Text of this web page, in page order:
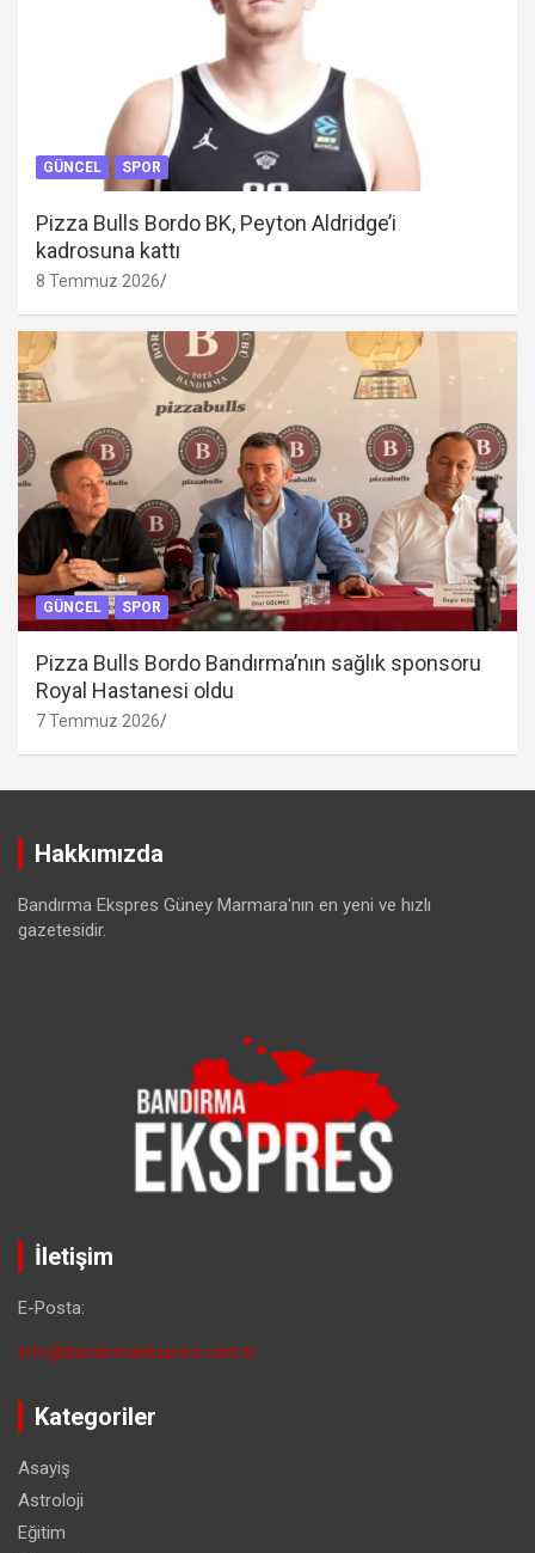
GÜNCEL SPOR
Pizza Bulls Bordo BK, Peyton Aldridge’i
kadrosuna kattı
8 Temmuz 2026
GÜNCEL SPOR
Pizza Bulls Bordo Bandırma’nın sağlık sponsoru
Royal Hastanesi oldu
7 Temmuz 2026
Hakkımızda
Bandırma Ekspres Güney Marmara'nın en yeni ve hızlı
gazetesidir.
İletişim
E-Posta:
info@bandirmaekspres.com.tr
Kategoriler
Asayiş
Astroloji
Eğitim